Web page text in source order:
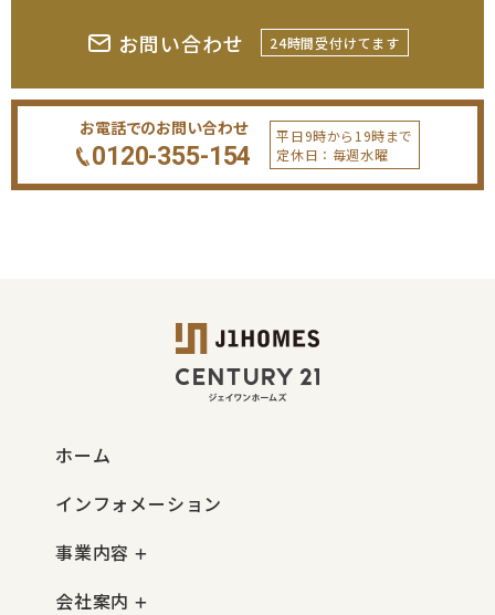
お問い合わせ 24時間受付けてます
お電話でのお問い合わせ
0120-355-154
平日9時から19時まで
定休日：毎週水曜
ホーム
インフォメーション
事業内容
会社案内